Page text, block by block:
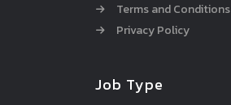
Terms and Conditions
Privacy Policy
Job Type